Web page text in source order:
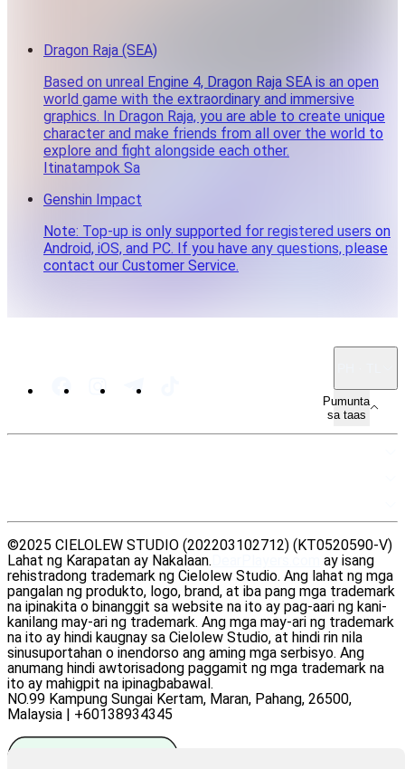
Dragon Raja (SEA)
Based on unreal Engine 4, Dragon Raja SEA is an open
world game with the extraordinary and immersive
graphics. In Dragon Raja, you are able to create unique
character and make friends from all over the world to
explore and fight alongside each other.
Itinatampok Sa
Genshin Impact
Note: Top-up is only supported for registered users on
Android, iOS, and PC. If you have any questions, please
contact our Customer Service.
Pumunta
sa taas
©2025 CIELOLEW STUDIO (202203102712) (KT0520590-V)
Lahat ng Karapatan ay Nakalaan.
ay isang
rehistradong trademark ng Cielolew Studio. Ang lahat ng mga
pangalan ng produkto, logo, brand, at iba pang mga trademark
na ipinakita o binanggit sa website na ito ay pag-aari ng kani-
kanilang may-ari ng trademark. Ang mga may-ari ng trademark
na ito ay hindi kaugnay sa Cielolew Studio, at hindi rin nila
sinusuportahan o inendorso ang aming mga serbisyo. Ang
anumang hindi awtorisadong paggamit ng mga trademark na
ito ay mahigpit na ipinagbabawal.
NO.99 Kampung Sungai Kertam, Maran, Pahang, 26500,
Malaysia | +60138934345